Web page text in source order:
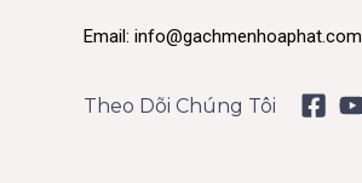
Email: info@gachmenhoaphat.com
Theo Dõi Chúng Tôi